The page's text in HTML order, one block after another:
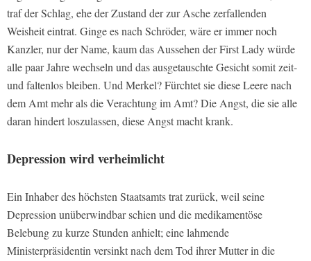
traf der Schlag, ehe der Zustand der zur Asche zerfallenden
Weisheit eintrat. Ginge es nach Schröder, wäre er immer noch
Kanzler, nur der Name, kaum das Aussehen der First Lady würde
alle paar Jahre wechseln und das ausgetauschte Gesicht somit zeit-
und faltenlos bleiben. Und Merkel? Fürchtet sie diese Leere nach
dem Amt mehr als die Verachtung im Amt? Die Angst, die sie alle
daran hindert loszulassen, diese Angst macht krank.
Depression wird verheimlicht
Ein Inhaber des höchsten Staatsamts trat zurück, weil seine
Depression unüberwindbar schien und die medikamentöse
Belebung zu kurze Stunden anhielt; eine lahmende
Ministerpräsidentin versinkt nach dem Tod ihrer Mutter in die